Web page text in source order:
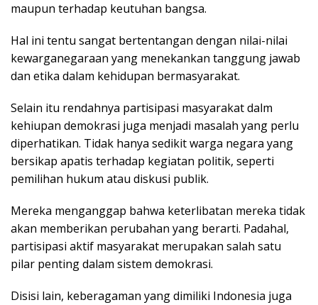
maupun terhadap keutuhan bangsa.
Hal ini tentu sangat bertentangan dengan nilai-nilai
kewarganegaraan yang menekankan tanggung jawab
dan etika dalam kehidupan bermasyarakat.
Selain itu rendahnya partisipasi masyarakat dalm
kehiupan demokrasi juga menjadi masalah yang perlu
diperhatikan. Tidak hanya sedikit warga negara yang
bersikap apatis terhadap kegiatan politik, seperti
pemilihan hukum atau diskusi publik.
Mereka menganggap bahwa keterlibatan mereka tidak
akan memberikan perubahan yang berarti. Padahal,
partisipasi aktif masyarakat merupakan salah satu
pilar penting dalam sistem demokrasi.
Disisi lain, keberagaman yang dimiliki Indonesia juga